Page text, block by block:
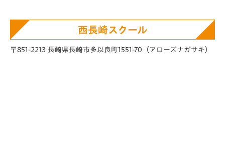
西長崎スクール
〒851-2213 長崎県長崎市多以良町1551-70 （アローズナガサキ）